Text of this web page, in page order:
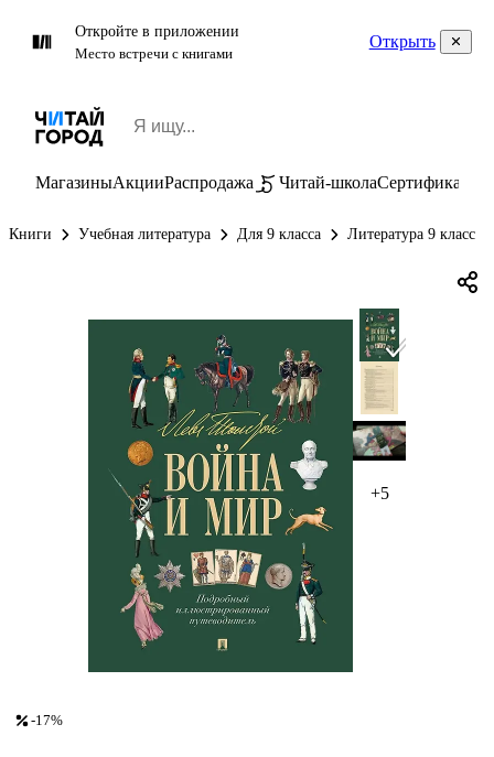
Откройте в приложении
Место встречи с книгами
Открыть
МагазиныАкцииРаспродажа Читай-школаСертификаты
Книги Учебная литература Для 9 класса Литература 9 класс
+5
-17%